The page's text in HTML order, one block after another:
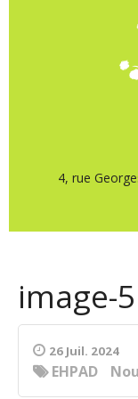
4, rue
image-5
26 Juil. 2024
EHPAD